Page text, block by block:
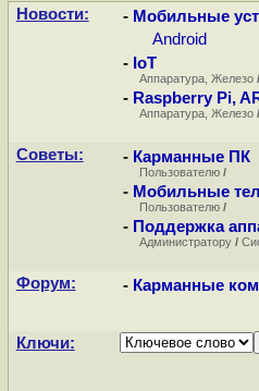
Новости: - Мобильные
Android
- IoT
Аппаратура, Железо /
- Raspberry Pi,
Аппаратура, Железо /
Советы: - Карманные ПК
Пользователю /
- Мобильные
Пользователю /
- Поддержка
Администратору /
Форум: - Карманные
Ключи: